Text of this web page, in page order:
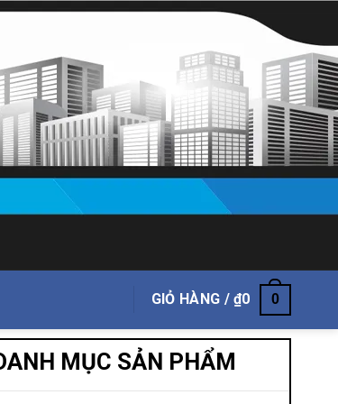
GIỎ HÀNG /₫0 0
MỤC SẢN PHẨM